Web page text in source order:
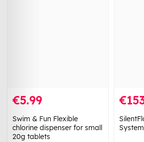
€5.99
Swim & Fun Flexible
chlorine dispenser for small
20g tablets
System